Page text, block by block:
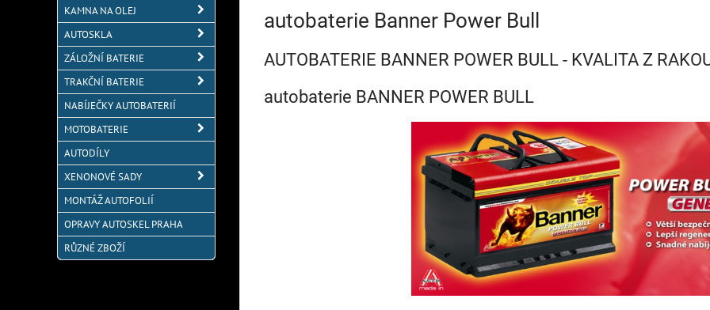
autobaterie Banner Power Bull
AUTOBATERIE BANNER POWER BULL - KVALITA Z
autobaterie BANNER POWER BULL
KAMNA NA OLEJ
AUTOSKLA
ZÁLOŽNÍ BATERIE
TRAKČNÍ BATERIE
NABÍJEČKY AUTOBATERIÍ
MOTOBATERIE
AUTODÍLY
XENONOVÉ SADY
MONTÁŽ AUTOFOLIÍ
OPRAVY AUTOSKEL PRAHA
RŮZNÉ ZBOŽÍ